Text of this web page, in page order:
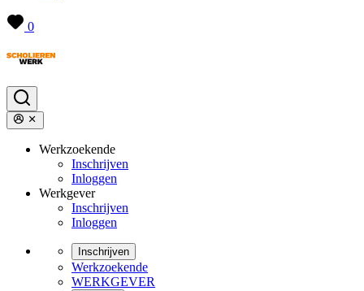
0
Werkzoekende
Inschrijven
Inloggen
Werkgever
Inschrijven
Inloggen
Inschrijven
Werkzoekende
WERKGEVER